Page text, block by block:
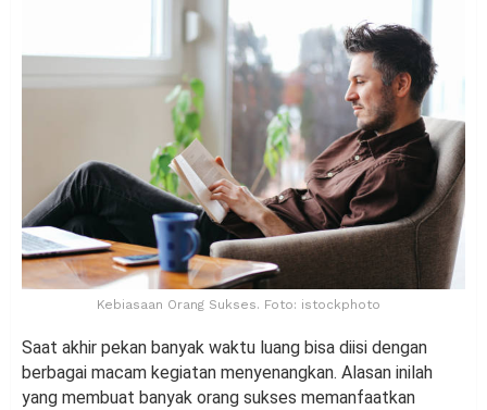
Kebiasaan Orang Sukses. Foto: istockphoto
Saat akhir pekan banyak waktu luang bisa diisi dengan
berbagai macam kegiatan menyenangkan. Alasan inilah
yang membuat banyak orang sukses memanfaatkan